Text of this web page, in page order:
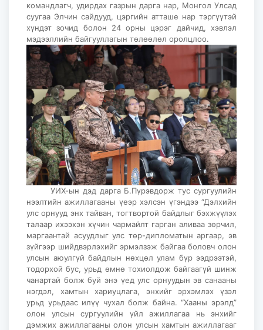
командлагч, удирдах газрын дарга нар, Монгол Улсад
суугаа Элчин сайдууд, цэргийн атташе нар тэргүүтэй
хүндэт зочид болон 24 орны цэрэг дайчид, хэвлэл
мэдээллийн байгууллагын төлөөлөл оролцлоо.
УИХ-ын дэд дарга Б.Пүрэвдорж тус сургуулийн
нээлтийн ажиллагааны үеэр хэлсэн үгэндээ “Дэлхийн
улс орнууд энх тайван, тогтвортой байдлыг бэхжүүлэх
талаар ихээхэн хүчин чармайлт гарган аливаа зөрчил,
маргаантай асуудлыг улс төр-дипломатын аргаар, эв
зүйгээр шийдвэрлэхийг эрмэлзэж байгаа боловч олон
улсын аюулгүй байдлын нөхцөл улам бүр ээдрээтэй,
тодорхой бус, урьд өмнө тохиолдож байгаагүй шинж
чанартай болж буй энэ үед улс орнуудын эв санааны
нэгдэл, хамтын хариуцлага, энхийг эрхэмлэх үзэл
урьд урьдаас илүү чухал болж байна. “Хааны эрэлд”
олон улсын сургуулийн үйл ажиллагаа нь энхийг
дэмжих ажиллагааны олон улсын хамтын ажиллагааг